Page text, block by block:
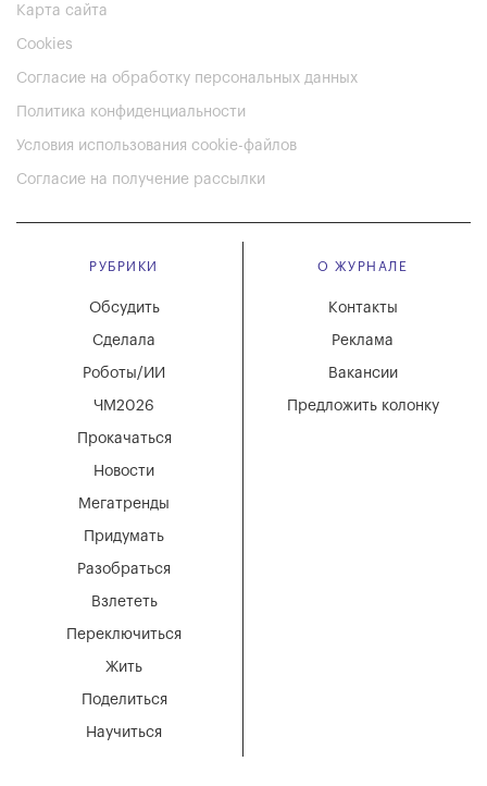
Карта сайта
Cookies
Согласие на обработку персональных данных
Политика конфиденциальности
Условия использования cookie-файлов
Согласие на получение рассылки
РУБРИКИ
Мегатренды
Придумать
Разобраться
Взлететь
Новости
Переключиться
Жить
Поделиться
Научиться
Обсудить
Сделала
Роботы/ИИ
ЧМ2026
Прокачаться
О ЖУРНАЛЕ
Вакансии
Реклама
Контакты
Предложить колонку